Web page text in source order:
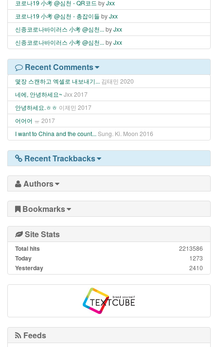
코로나19 小考 @심천 - QR코드 byJxx
코로나19 小考 @심천 - 총잡이들 byJxx
신종코로나바이러스 小考 @심천... byJxx
신종코로나바이러스 小考 @심천... byJxx
Recent Comments
몇장 스캔하고 엑셀로 내보내기... 김태민 2020
네에, 안녕하세요~ Jxx2017
안녕하세요.ㅎㅎ 이제민 2017
어어어 ㅠ 2017
I want to China and the count... Sung. Ki. Moon 2016
Recent Trackbacks
Authors
Bookmarks
Site Stats
Total hits 2213586
Today 1273
Yesterday 2410
Feeds